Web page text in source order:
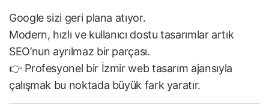
Google sizi geri plana atıyor.
Modern, hızlı ve kullanıcı dostu tasarımlar artık
SEO’nun ayrılmaz bir parçası.
👉 Profesyonel bir İzmir web tasarım ajansıyla
çalışmak bu noktada büyük fark yaratır.